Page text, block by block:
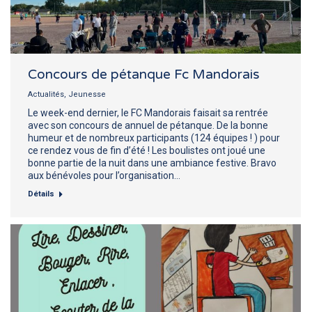
Concours de pétanque Fc Mandorais
Actualités, Jeunesse
Le week-end dernier, le FC Mandorais faisait sa rentrée
avec son concours de annuel de pétanque. De la bonne
humeur et de nombreux participants (124 équipes ! ) pour
ce rendez vous de fin d’été ! Les boulistes ont joué une
bonne partie de la nuit dans une ambiance festive. Bravo
aux bénévoles pour l’organisation…
Détails